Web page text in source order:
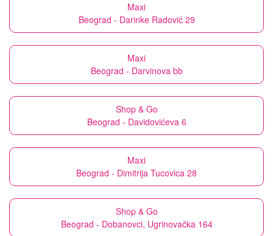
Maxi
Beograd - Darinke Radović 29
Maxi
Beograd - Darvinova bb
Shop & Go
Beograd - Davidovićeva 6
Maxi
Beograd - Dimitrija Tucovica 28
Shop & Go
Beograd - Dobanovci, Ugrinovačka 164